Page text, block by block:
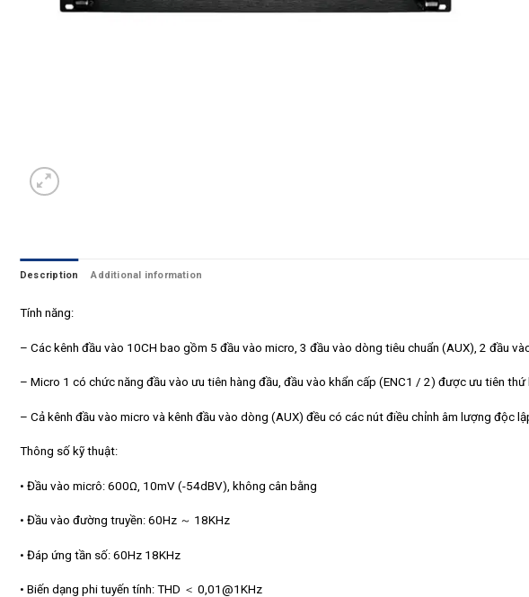
Description Additional information
Tính năng:
– Các kênh đầu vào 10CH bao gồm 5 đầu vào micro, 3 đầu vào dòng tiêu chuẩn (AUX), 2 đầu
– Micro 1 có chức năng đầu vào ưu tiên hàng đầu, đầu vào khẩn cấp (ENC1 / 2) được ưu tiên
– Cả kênh đầu vào micro và kênh đầu vào dòng (AUX) đều có các nút điều chỉnh âm lượng
Thông số kỹ thuật:
• Đầu vào micrô: 600Ω, 10mV (-54dBV), không cân bằng
• Đầu vào đường truyền: 60Hz ～ 18KHz
• Đáp ứng tần số: 60Hz 18KHz
• Biến dạng phi tuyến tính: THD ＜ 0,01@1KHz